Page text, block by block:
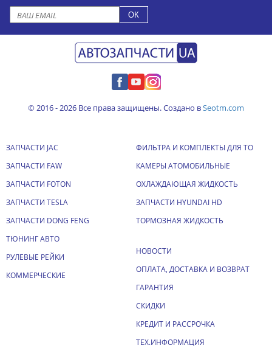
© 2016 - 2026 Все права защищены. Создано вSeotm.com
ЗАПЧАСТИ JAC
ЗАПЧАСТИ FAW
ЗАПЧАСТИ FOTON
ЗАПЧАСТИ TESLA
ЗАПЧАСТИ DONG FENG
ТЮНИНГ АВТО
РУЛЕВЫЕ РЕЙКИ
КОММЕРЧЕСКИЕ
ФИЛЬТРА И КОМПЛЕКТЫ ДЛЯ ТО
КАМЕРЫ АТОМОБИЛЬНЫЕ
ОХЛАЖДАЮЩАЯ ЖИДКОСТЬ
ЗАПЧАСТИ HYUNDAI HD
ТОРМОЗНАЯ ЖИДКОСТЬ
НОВОСТИ
ОПЛАТА, ДОСТАВКА И ВОЗВРАТ
ГАРАНТИЯ
СКИДКИ
КРЕДИТ И РАССРОЧКА
ТЕХ.ИНФОРМАЦИЯ